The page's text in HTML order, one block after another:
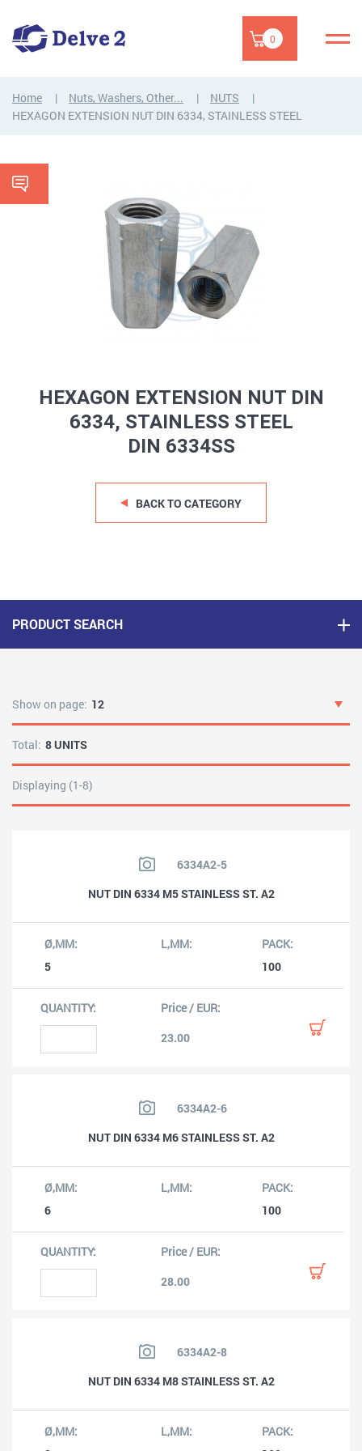
0
Home Nuts, Washers, Other...
NUTS
HEXAGON EXTENSION NUT DIN 6334, STAINLESS STEEL
HEXAGON EXTENSION NUT DIN
6334, STAINLESS STEEL
DIN 6334SS
BACK TO CATEGORY
PRODUCT SEARCH
Show on page: 12
Total: 8 UNITS
Displaying (1-8)
6334A2-5
NUT DIN 6334 M5 STAINLESS ST. A2
5 100
23.00
6334A2-6
NUT DIN 6334 M6 STAINLESS ST. A2
6 100
28.00
6334A2-8
NUT DIN 6334 M8 STAINLESS ST. A2